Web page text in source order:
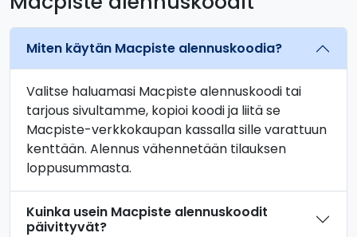
Miten käytän Macpiste alennuskoodia?
Valitse haluamasi Macpiste alennuskoodi tai
tarjous sivultamme, kopioi koodi ja liitä se
Macpiste-verkkokaupan kassalla sille varattuun
kenttään. Alennus vähennetään tilauksen
loppusummasta.
Kuinka usein Macpiste alennuskoodit
päivittyvät?